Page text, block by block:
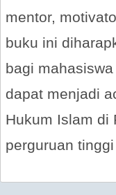
mentor,
buku ini
bagi
dapat menjadi
Hukum Islam di
perguruan